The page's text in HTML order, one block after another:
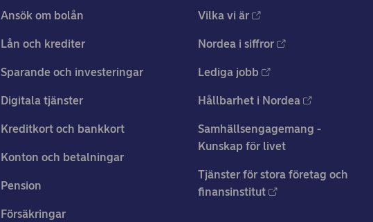
Ansök om bolån
Lån och krediter
Sparande och investeringar
Digitala tjänster
Kreditkort och bankkort
Konton och betalningar
Pension
Försäkringar
Vilka vi är
Nordea i siffror
Lediga jobb
Hållbarhet i Nordea
Samhällsengagemang -
Kunskap för livet
Tjänster för stora företag och
finansinstitut